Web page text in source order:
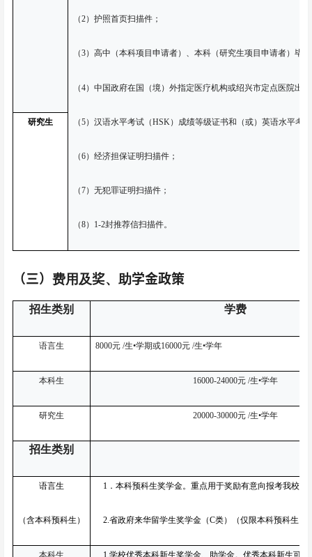
（2）护照首页扫描件；
（3）高中（本科项目申请者）、本科（研究生项目申请者）毕
（4）中国政府在国（境）外指定医疗机构或绍兴市定点医院出
（5）汉语水平考试（HSK）成绩等级证书和（或）英语水平考
（6）经济担保证明扫描件；
（7）无犯罪证明扫描件；
（8）1-2封推荐信扫描件。
研究生
（三） 费用及奖、助学金政策
招生类别 学费
语言生 8000元 /生•学期或16000元 /生•学年
本科生 16000-24000元 /生•学年
研究生 20000-30000元 /生•学年
招生类别
语言生
（含本科预科生）
1 ．本科预科生奖学金。重点用于奖励有意向报考我校
2.省政府来华留学生奖学金（C类）（仅限本科预科生）
本科生 1.学校优秀本科新生奖学金、助学金。优秀本科新生可